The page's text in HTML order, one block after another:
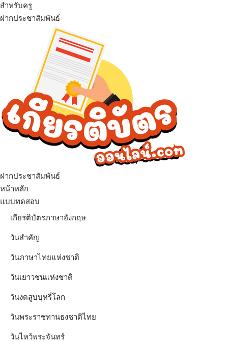
สำหรับครู
ฝากประชาสัมพันธ์
ฝากประชาสัมพันธ์
เมนู
หน้าหลัก
แบบทดสอบ
เกียรติบัตรภาษาอังกฤษ
วันสำคัญ
วันภาษาไทยแห่งชาติ
วันเยาวชนแห่งชาติ
วันงดสูบบุหรี่โลก
วันพระราชทานธงชาติไทย
วันไหว้พระจันทร์​